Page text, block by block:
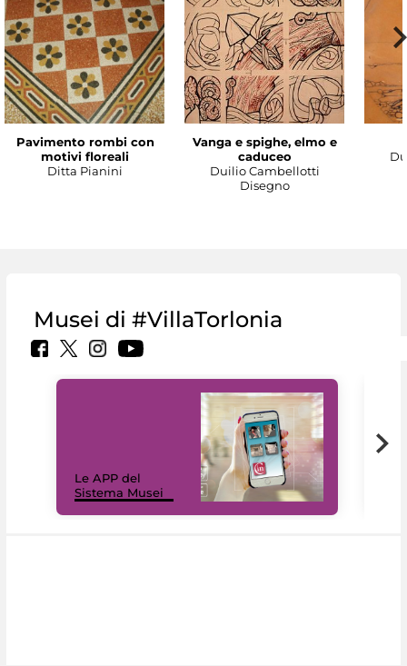
Pavimento rombi con
motivi floreali
Ditta Pianini
Vanga e spighe, elmo e
caduceo
Duilio Cambellotti
Disegno
Musei di #VillaTorlonia
Le APP del
Sistema Musei